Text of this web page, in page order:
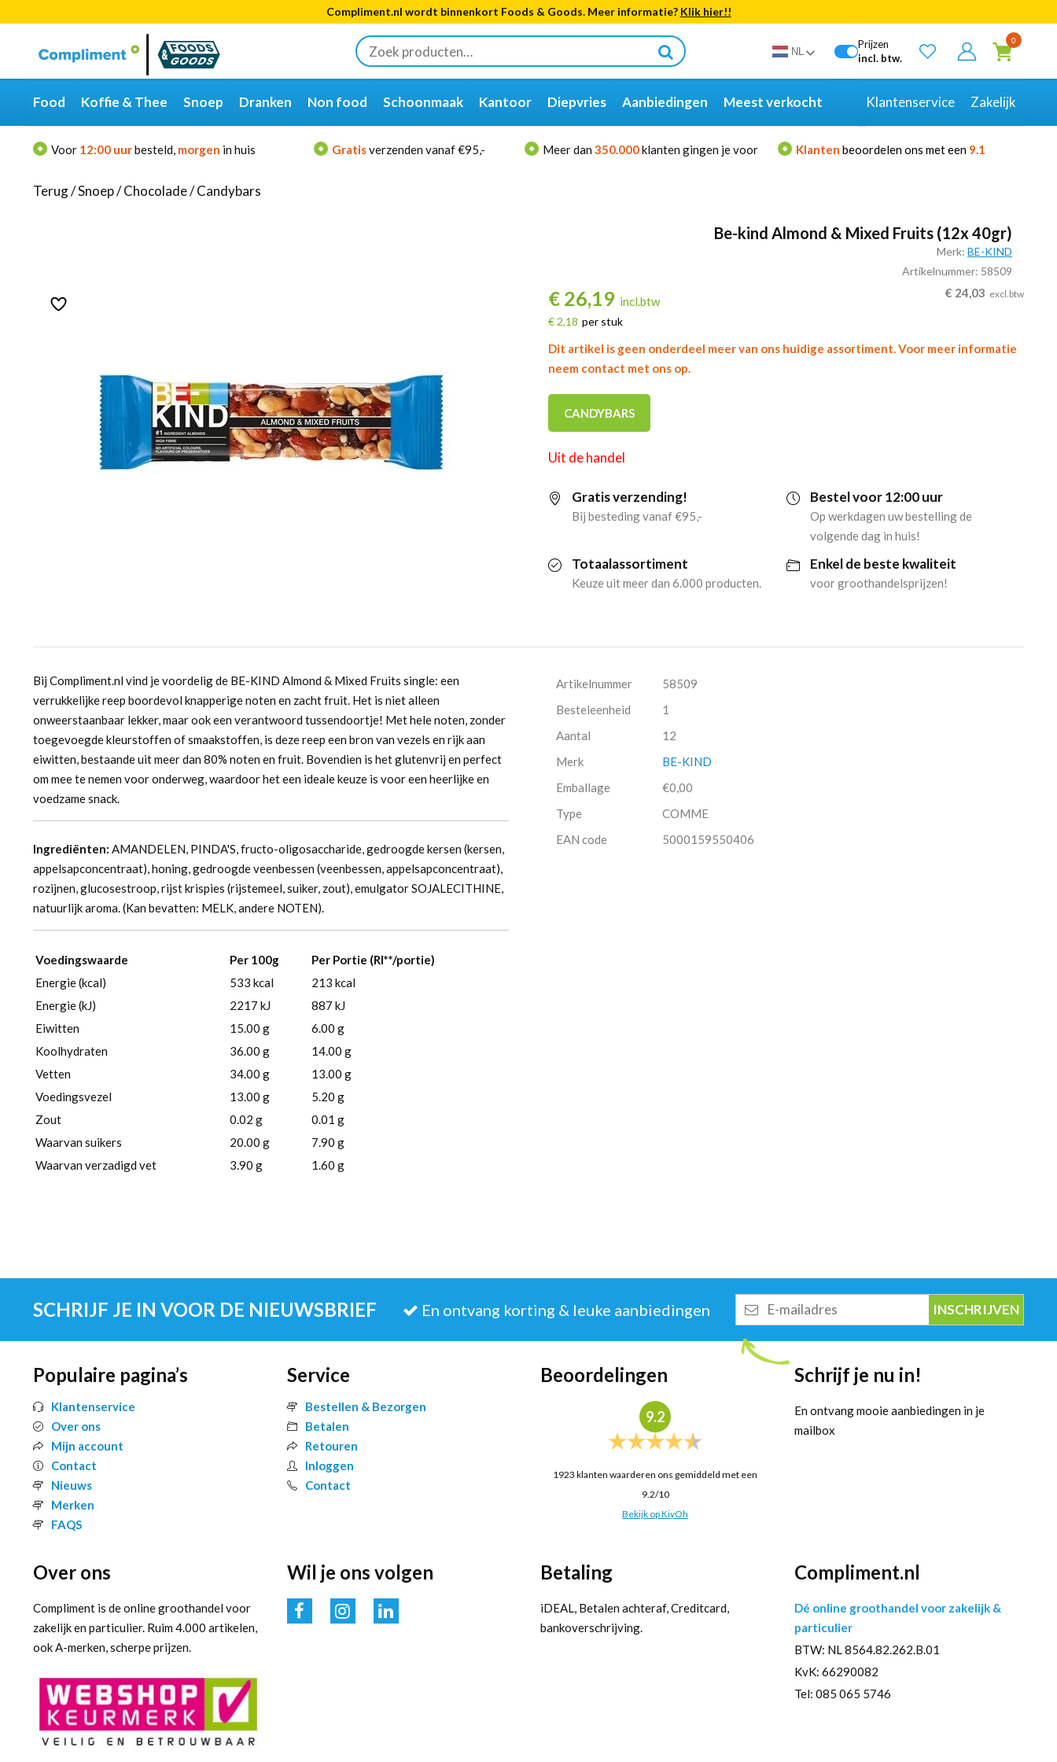
Compliment.nl wordt binnenkort Foods & Goods. Meer informatie? Klik hier!!
Zoeken
naar:
Categorieën
Merken
NL
Prijzen
incl. btw.
0
Food Koffie & Thee Snoep Dranken Non food Schoonmaak Kantoor Diepvries Aanbiedingen Meest verkocht Klantenservice Zakelijk
Voor 12:00 uurbesteld, morgen in huis Gratisverzenden vanaf €95,- Meer dan 350.000klanten gingen je voor Klanten beoordelen ons met een 9.1
Terug/Snoep/Chocolade/Candybars
Be-kind Almond & Mixed Fruits (12x 40gr)
Merk: BE-KIND
Artikelnummer: 58509
€ 26,19 incl.btw
€ 2,18 per stuk
€ 24,03 excl.btw
Dit artikel is geen onderdeel meer van ons huidige assortiment. Voor meer informatie
neem contact met ons op.
CANDYBARS
Uit de handel
Gratis verzending!
Bij besteding vanaf €95,-
Bestel voor 12:00 uur
Op werkdagen uw bestelling de
volgende dag in huis!
Totaalassortiment
Keuze uit meer dan 6.000 producten.
Enkel de beste kwaliteit
voor groothandelsprijzen!
Bij Compliment.nl vind je voordelig de BE-KIND Almond & Mixed Fruits single: een
verrukkelijke reep boordevol knapperige noten en zacht fruit. Het is niet alleen
onweerstaanbaar lekker, maar ook een verantwoord tussendoortje! Met hele noten, zonder
toegevoegde kleurstoffen of smaakstoffen, is deze reep een bron van vezels en rijk aan
eiwitten, bestaande uit meer dan 80% noten en fruit. Bovendien is het glutenvrij en perfect
om mee te nemen voor onderweg, waardoor het een ideale keuze is voor een heerlijke en
voedzame snack.
Ingrediënten: AMANDELEN, PINDA'S, fructo-oligosaccharide, gedroogde kersen (kersen,
appelsapconcentraat), honing, gedroogde veenbessen (veenbessen, appelsapconcentraat),
rozijnen, glucosestroop, rijst krispies (rijstemeel, suiker, zout), emulgator SOJALECITHINE,
natuurlijk aroma. (Kan bevatten: MELK, andere NOTEN).
Voedingswaarde Per 100g
Per Portie (RI**/portie)
Energie (kcal)
533 kcal
213 kcal
Energie (kJ)
2217 kJ
887 kJ
Eiwitten
15.00 g
6.00 g
Koolhydraten
36.00 g
14.00 g
Vetten
34.00 g
13.00 g
Voedingsvezel
13.00 g
5.20 g
Zout
0.02 g
0.01 g
Waarvan suikers
20.00 g
7.90 g
Waarvan verzadigd vet
3.90 g 1.60 g
Artikelnummer
58509
Besteleenheid
1
Aantal
12
Merk
BE-KIND
Emballage
€0,00
Type
COMME
EAN code
5000159550406
SCHRIJF JE IN VOOR DE NIEUWSBRIEF En ontvang korting & leuke aanbiedingen
mailadres
Populaire pagina’s
Klantenservice
Over ons
Mijn account
Contact
Nieuws
Merken
FAQS
Service
Bestellen & Bezorgen
Betalen
Retouren
Inloggen
Contact
Beoordelingen
9.2
1923 klanten waarderen ons gemiddeld met een
9.2/10
Bekijk op KiyOh
Schrijf je nu in!
En ontvang mooie aanbiedingen in je
mailbox
Over ons
Compliment is de online groothandel voor
zakelijk en particulier. Ruim 4.000 artikelen,
ook A-merken, scherpe prijzen.
Wil je ons volgen Betaling
iDEAL, Betalen achteraf, Creditcard,
bankoverschrijving.
Compliment.nl
Dé online groothandel voor zakelijk &
particulier
BTW: NL 8564.82.262.B.01
KvK: 66290082
Tel: 085 065 5746